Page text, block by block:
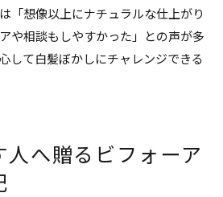
「想像以上にナチュラルな仕上がり
や相談もしやすかった」との声が多
して白髪ぼかしにチャレンジできる
人へ贈るビフォーア